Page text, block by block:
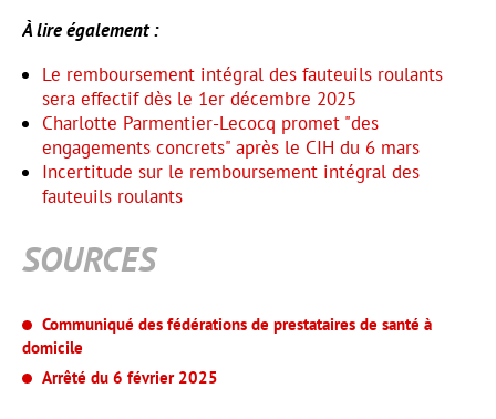
À lire également :
Le remboursement intégral des fauteuils roulants
sera effectif dès le 1er décembre 2025
Charlotte Parmentier-Lecocq promet "des
engagements concrets" après le CIH du 6 mars
Incertitude sur le remboursement intégral des
fauteuils roulants
SOURCES
Communiqué des fédérations de prestataires de santé à
domicile
Arrêté du 6 février 2025